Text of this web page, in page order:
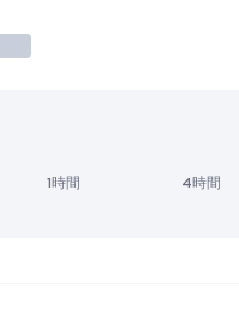
1時間 4時間